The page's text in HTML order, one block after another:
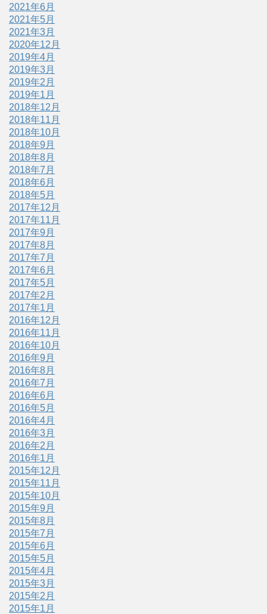
2021年6月
2021年5月
2021年3月
2020年12月
2019年4月
2019年3月
2019年2月
2019年1月
2018年12月
2018年11月
2018年10月
2018年9月
2018年8月
2018年7月
2018年6月
2018年5月
2017年12月
2017年11月
2017年9月
2017年8月
2017年7月
2017年6月
2017年5月
2017年2月
2017年1月
2016年12月
2016年11月
2016年10月
2016年9月
2016年8月
2016年7月
2016年6月
2016年5月
2016年4月
2016年3月
2016年2月
2016年1月
2015年12月
2015年11月
2015年10月
2015年9月
2015年8月
2015年7月
2015年6月
2015年5月
2015年4月
2015年3月
2015年2月
2015年1月